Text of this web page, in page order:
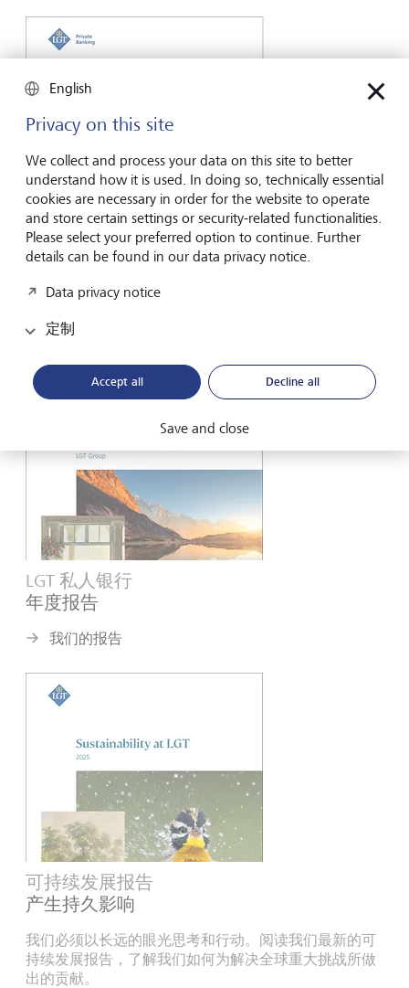
LGT 私人银行
简介
一个世纪发展的快速掠影
。
阅读更多
LGT 私人银行
年度报告
我们的报告
可持续发展报告
产生持久影响
我们必须以长远的眼光思考和行动。阅读我们最新的可
持续发展报告，了解我们如何为解决全球重大挑战所做
出的贡献。
English
Privacy on this site
We collect and process your data on this site to better
understand how it is used. In doing so, technically essential
cookies are necessary in order for the website to operate
and store certain settings or security-related functionalities.
Please select your preferred option to continue. Further
details can be found in our data privacy notice.
Data privacy notice
定制
Accept all Decline all
Save and close